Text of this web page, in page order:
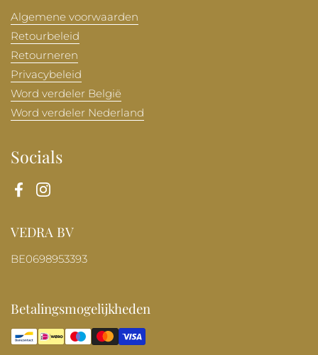
Algemene voorwaarden
Retourbeleid
Retourneren
Privacybeleid
Word verdeler België
Word verdeler Nederland
Socials
FacebookInstagram
VEDRA BV
BE0698953393
Betalingsmogelijkheden